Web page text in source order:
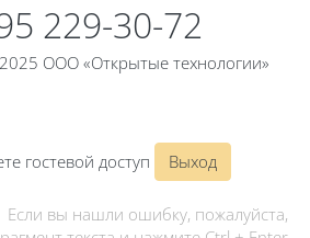
229-30-72
ООО «Открытые технологии»
гостевой доступ Выход
Если вы нашли ошибку, пожалуйста,